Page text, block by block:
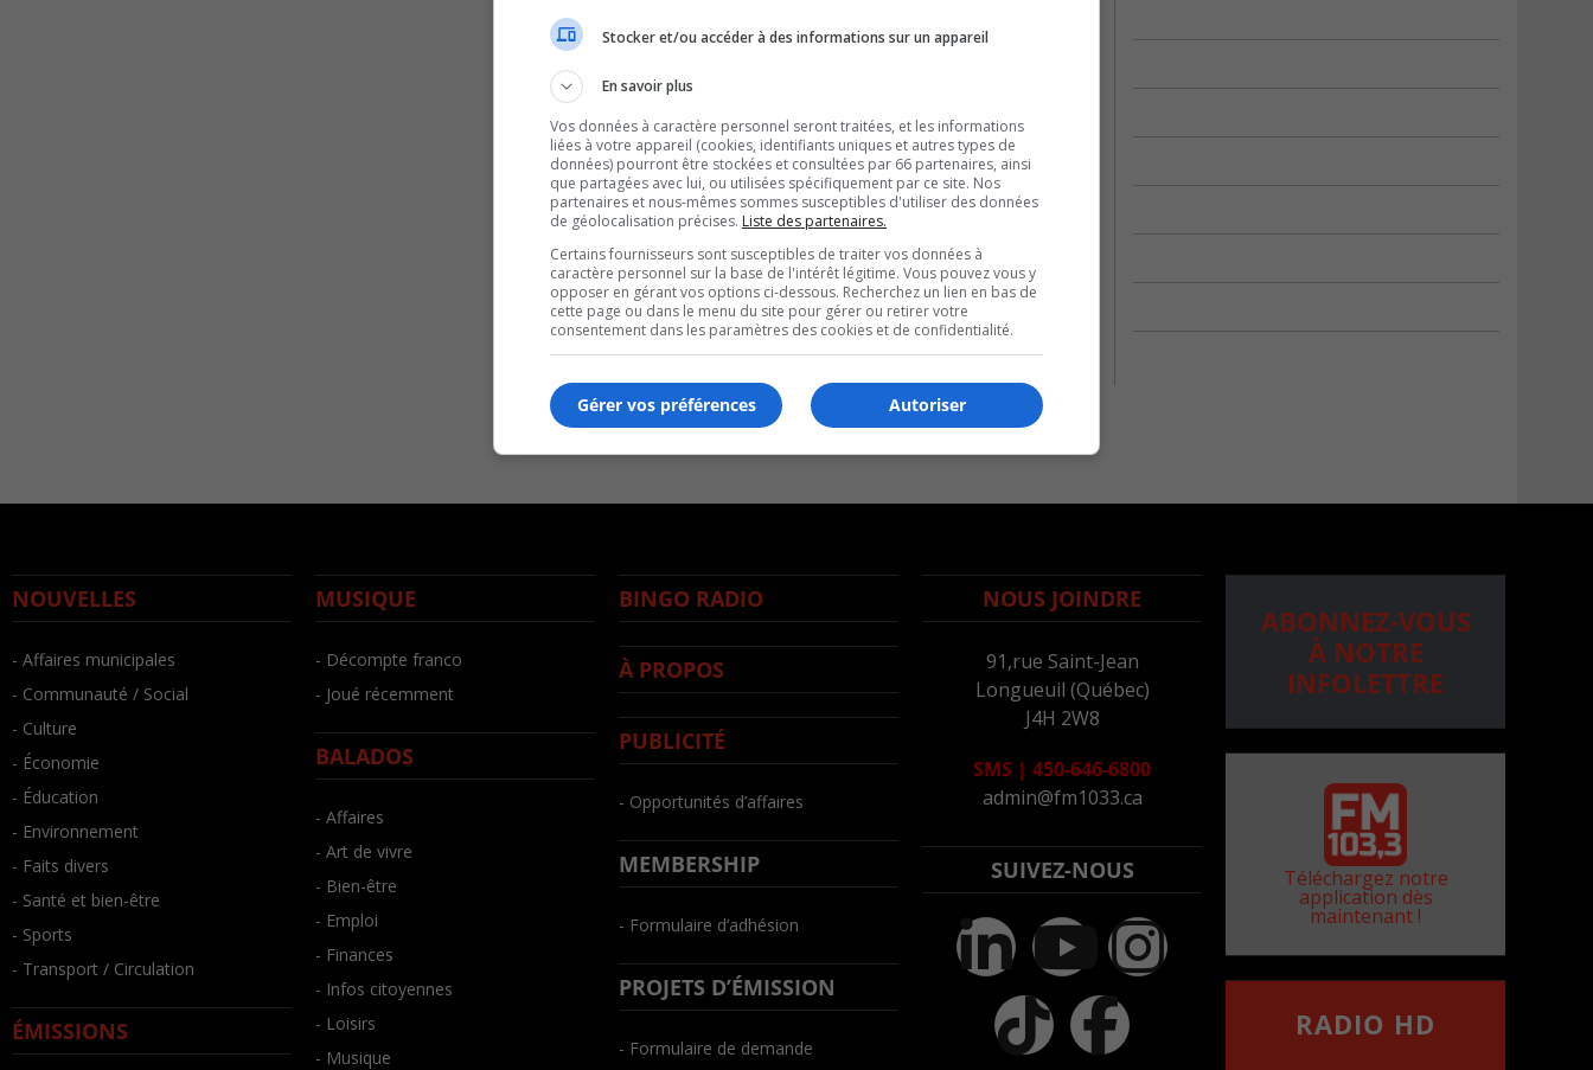
NOUVELLES
- Affaires municipales
- Communauté / Social
- Culture
- Économie
- Éducation
- Environnement
- Faits divers
- Santé et bien-être
- Sports
- Transport / Circulation
ÉMISSIONS
MUSIQUE
- Décompte franco
- Joué récemment
BALADOS
- Affaires
- Art de vivre
- Bien-être
- Emploi
- Finances
- Infos citoyennes
- Loisirs
- Musique
BINGO RADIO
À PROPOS
PUBLICITÉ
- Opportunités d’affaires
MEMBERSHIP
- Formulaire d’adhésion
PROJETS D’ÉMISSION
- Formulaire de demande
NOUS JOINDRE
91,rue Saint-Jean
Longueuil (Québec)
J4H 2W8
SMS | 450-646-6800
admin@fm1033.ca
SUIVEZ-NOUS
ABONNEZ-VOUS
À NOTRE
INFOLETTRE
Téléchargez notre
application dès
maintenant !
RADIO HD
Stocker et/ou accéder à des informations sur un appareil
En savoir plus
Vos données à caractère personnel seront traitées, et les informations
liées à votre appareil (cookies, identifiants uniques et autres types de
données) pourront être stockées et consultées par 66 partenaires, ainsi
que partagées avec lui, ou utilisées spécifiquement par ce site. Nos
partenaires et nous-mêmes sommes susceptibles d'utiliser des données
de géolocalisation précises. Liste des partenaires.
Certains fournisseurs sont susceptibles de traiter vos données à
caractère personnel sur la base de l'intérêt légitime. Vous pouvez vous y
opposer en gérant vos options ci-dessous. Recherchez un lien en bas de
cette page ou dans le menu du site pour gérer ou retirer votre
consentement dans les paramètres des cookies et de confidentialité.
Autoriser
Gérer vos préférences